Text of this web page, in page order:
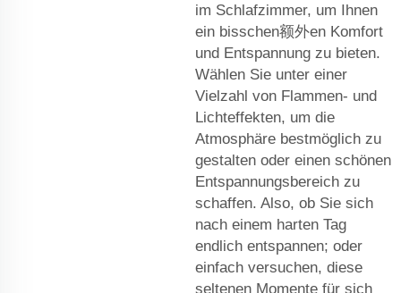
im Schlafzimmer, um Ihnen
ein bisschen额外en Komfort
und Entspannung zu bieten.
Wählen Sie unter einer
Vielzahl von Flammen- und
Lichteffekten, um die
Atmosphäre bestmöglich zu
gestalten oder einen schönen
Entspannungsbereich zu
schaffen. Also, ob Sie sich
nach einem harten Tag
endlich entspannen; oder
einfach versuchen, diese
seltenen Momente für sich